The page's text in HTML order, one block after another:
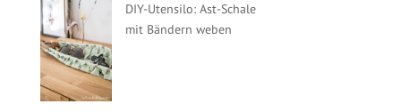
DIY-Utensilo: Ast-Schale
mit Bändern weben